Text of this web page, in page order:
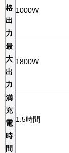
格
出
力
1000W
最
大
出
力
1800W
満
充
電
時
間
1.5時間